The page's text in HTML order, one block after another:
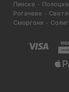
Пинске
Полоцке
Рогачеве
Сморгони